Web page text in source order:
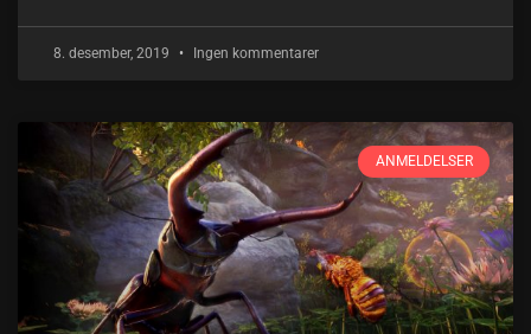
8. desember, 2019 Ingen kommentarer
ANMELDELSER